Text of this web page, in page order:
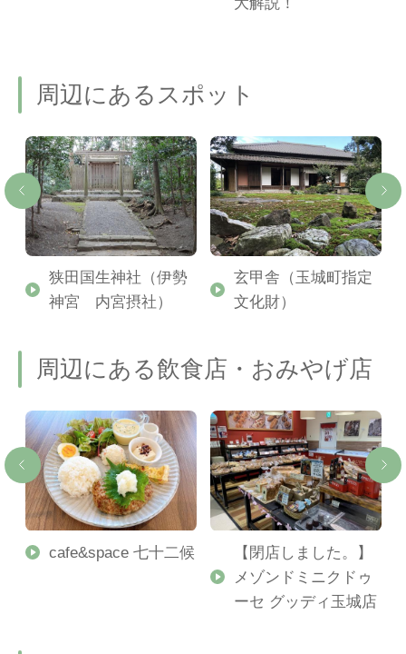
周辺にあるスポット
狭田国生神社（伊勢
神宮 内宮摂社）
玄甲舎（玉城町指定
文化財）
周辺にある飲食店・おみやげ店
cafe&space 七十二候
【閉店しました。】
メゾンドミニクドゥ
ーセ グッディ玉城店